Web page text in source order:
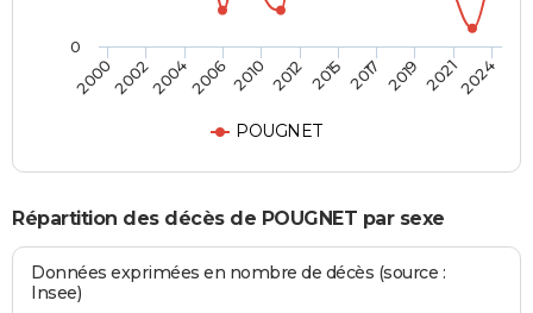
POUGNET
20002002200420062010 2012 2015 2017 2019 20212024
0
Répartition des décès de POUGNET par sexe
Données exprimées en nombre de décès (source :
Insee)